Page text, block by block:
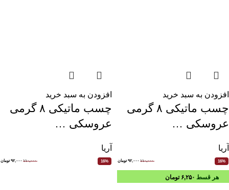
افزودن به سبد خرید
چسب ماتیکی ۸ گرمی
عروسکی …
آریا
16% ۱۱۰,۰۰۰ ۹۲,۰۰۰ تومان
افزودن به سبد خرید
چسب ماتیکی ۸ گرمی
عروسکی …
آریا
16% ۱۱۰,۰۰۰ ۹۲,۰۰۰ تومان
هر قسط ۶,۲۵۰ تومان